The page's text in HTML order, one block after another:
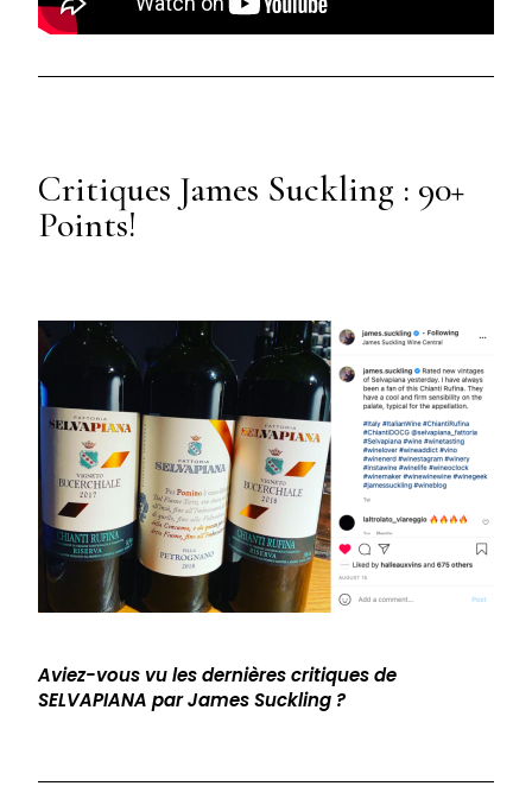
Critiques James Suckling : 90+
Points!
Aviez-vous vu les dernières critiques de
SELVAPIANA par James Suckling ?